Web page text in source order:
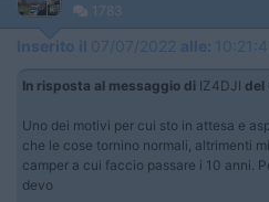
1783
Inserito il 07/07/2022 alle:
In risposta al messaggio di IZ4DJI del
Uno dei motivi per cui sto in attesa e
che le cose tornino normali, altrimenti
camper a cui faccio passare i 10 anni.
devo